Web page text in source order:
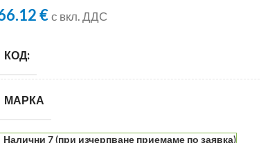
€с вкл. ДДС
КОД:
МАРКА
Налични 7 (при изчерпване приемаме по заявка)